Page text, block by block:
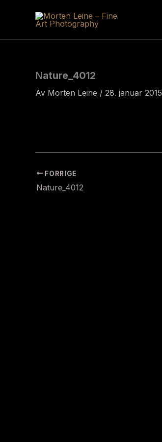
Nature_4012
Av Morten Leine / 28. januar 2015
FORRIGE
Nature_4012